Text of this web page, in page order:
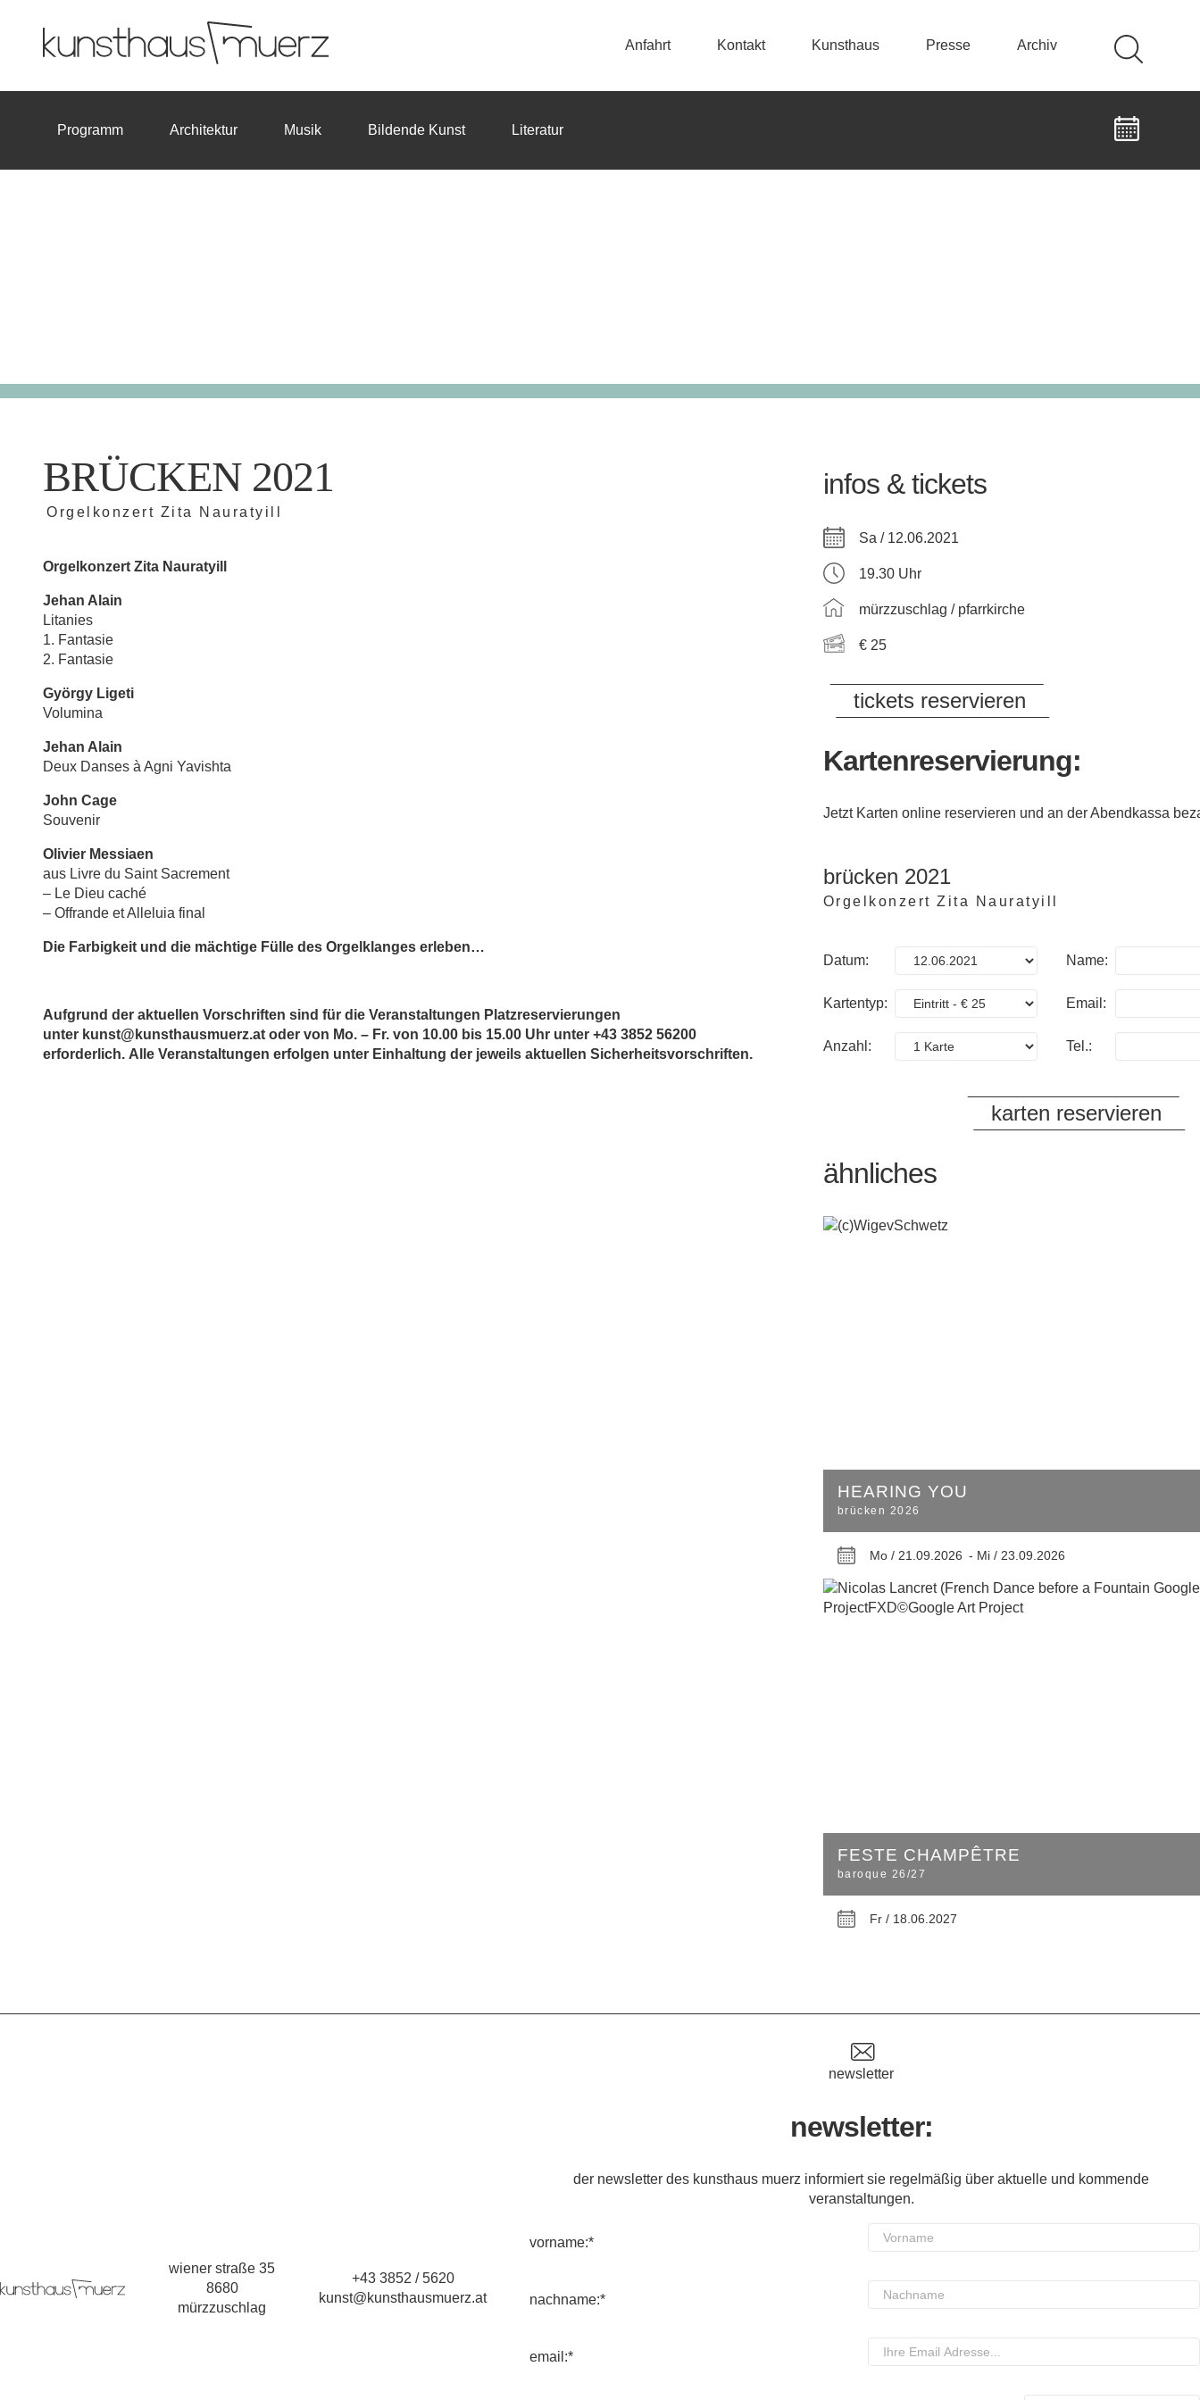
Anfahrt Kontakt Kunsthaus Presse Archiv
Programm Architektur Musik Bildende Kunst Literatur
BRÜCKEN 2021
Orgelkonzert Zita Nauratyill
Orgelkonzert Zita Nauratyill
Jehan Alain
Litanies
1. Fantasie
2. Fantasie
György Ligeti
Volumina
Jehan Alain
Deux Danses à Agni Yavishta
John Cage
Souvenir
Olivier Messiaen
aus Livre du Saint Sacrement
– Le Dieu caché
– Offrande et Alleluia final
Die Farbigkeit und die mächtige Fülle des Orgelklanges erleben…
Aufgrund der aktuellen Vorschriften sind für die Veranstaltungen Platzreservierungen
unter kunst@kunsthausmuerz.at oder von Mo. – Fr. von 10.00 bis 15.00 Uhr unter +43 3852 56200
erforderlich. Alle Veranstaltungen erfolgen unter Einhaltung der jeweils aktuellen Sicherheitsvorschriften.
infos & tickets
Sa / 12.06.2021
19.30 Uhr
mürzzuschlag / pfarrkirche
€ 25
tickets reservieren
Kartenreservierung:
Jetzt Karten online reservieren und an der Abendkassa
brücken 2021
Orgelkonzert Zita Nauratyill
Datum:
Kartentyp:
Anzahl:
Name:
Email:
Tel.:
ähnliches
HEARING YOU
brücken 2026
Mo / 21.09.2026 - Mi / 23.09.2026
FESTE CHAMPÊTRE
baroque 26/27
Fr / 18.06.2027
wiener straße 35
8680
mürzzuschlag
+43 3852 / 5620
kunst@kunsthausmuerz.at
newsletter
newsletter:
der newsletter des kunsthaus muerz informiert sie regelmäßig über aktuelle und kommende
veranstaltungen.
vorname:*
nachname:*
email:*